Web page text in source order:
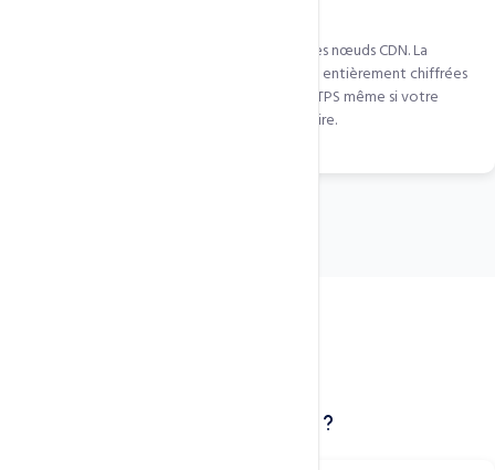
QUIC.cloud gère les certificats SSL sur tous ses nœuds CDN. La
connexion visiteur-CDN et CDN-serveur sont entièrement chiffrées
en TLS 1.3. Vos visiteurs voient le cadenas HTTPS même si votre
serveur principal a un problème SSL temporaire.
Qui bénéficie de cette technologie ?